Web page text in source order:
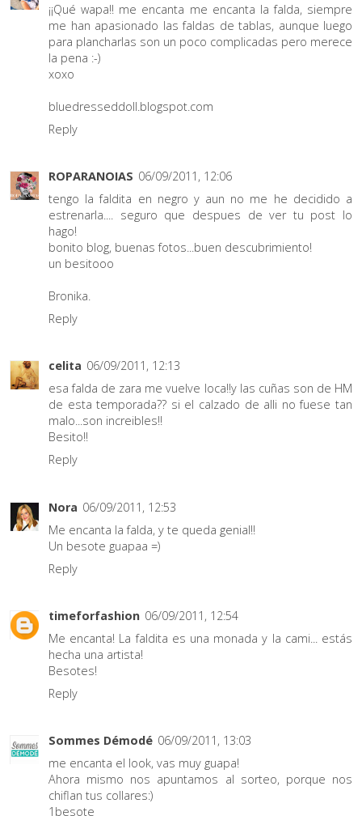
¡¡Qué wapa!! me encanta me encanta la falda, siempre
me han apasionado las faldas de tablas, aunque luego
para plancharlas son un poco complicadas pero merece
la pena :-)
xoxo
bluedresseddoll.blogspot.com
Reply
ROPARANOIAS 06/09/2011, 12:06
tengo la faldita en negro y aun no me he decidido a
estrenarla.... seguro que despues de ver tu post lo
hago!
bonito blog, buenas fotos...buen descubrimiento!
un besitooo
Bronika.
Reply
celita 06/09/2011, 12:13
esa falda de zara me vuelve loca!!y las cuñas son de HM
de esta temporada?? si el calzado de alli no fuese tan
malo...son increibles!!
Besito!!
Reply
Nora 06/09/2011, 12:53
Me encanta la falda, y te queda genial!!
Un besote guapaa =)
Reply
timeforfashion 06/09/2011, 12:54
Me encanta! La faldita es una monada y la cami... estás
hecha una artista!
Besotes!
Reply
Sommes Démodé 06/09/2011, 13:03
me encanta el look, vas muy guapa!
Ahora mismo nos apuntamos al sorteo, porque nos
chiflan tus collares:)
1besote